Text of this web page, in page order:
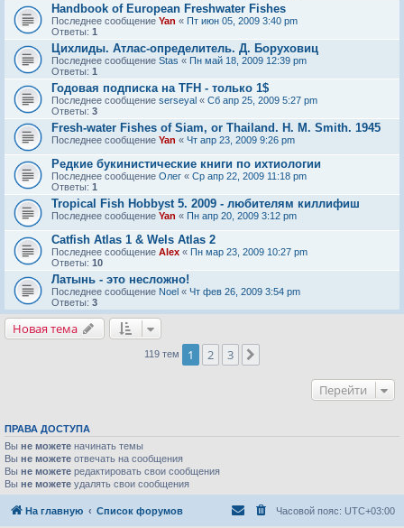
Handbook of European Freshwater Fishes
Последнее сообщение Yan « Пт июн 05, 2009 3:40 pm
Ответы: 1
Цихлиды. Атлас-определитель. Д. Боруховиц
Последнее сообщение Stas « Пн май 18, 2009 12:39 pm
Ответы: 1
Годовая подписка на TFH - только 1$
Последнее сообщение serseyal « Сб апр 25, 2009 5:27 pm
Ответы: 3
Fresh-water Fishes of Siam, or Thailand. H. M. Smith. 1945
Последнее сообщение Yan « Чт апр 23, 2009 9:26 pm
Редкие букинистические книги по ихтиологии
Последнее сообщение Олег « Ср апр 22, 2009 11:18 pm
Ответы: 1
Tropical Fish Hobbyst 5. 2009 - любителям киллифиш
Последнее сообщение Yan « Пн апр 20, 2009 3:12 pm
Catfish Atlas 1 & Wels Atlas 2
Последнее сообщение Alex « Пн мар 23, 2009 10:27 pm
Ответы: 10
Латынь - это несложно!
Последнее сообщение Noel « Чт фев 26, 2009 3:54 pm
Ответы: 3
Новая тема
119 тем 1 2 3
Перейти
ПРАВА ДОСТУПА
Вы не можете начинать темы
Вы не можете отвечать на сообщения
Вы не можете редактировать свои сообщения
Вы не можете удалять свои сообщения
На главную Список форумов Часовой пояс: UTC+03:00